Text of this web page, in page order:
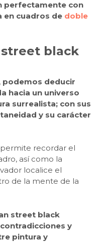
perfectamente con
en cuadros de doble
black
podemos deducir
hacia un universo
surrealista; con sus
y su carácter
recordar el
así como la
localice el
de la mente de la
street black
y
pintura y